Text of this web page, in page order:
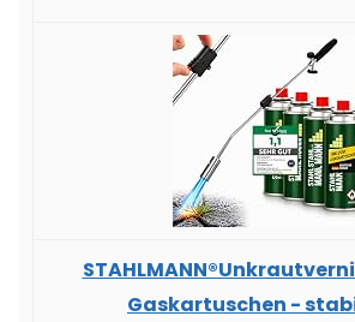
Gaskartuschen -